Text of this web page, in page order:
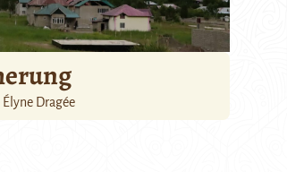
Élyne Dragée